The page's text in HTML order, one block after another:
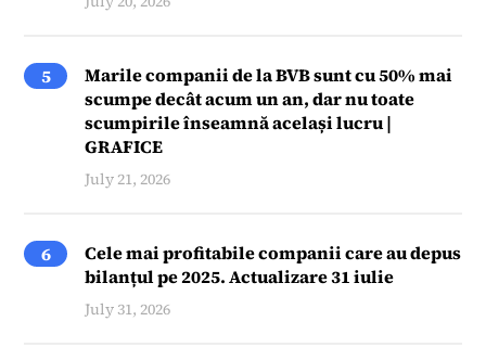
5
Marile companii de la BVB sunt cu 50% mai
scumpe decât acum un an, dar nu toate
scumpirile înseamnă același lucru |
GRAFICE
July 21, 2026
6
Cele mai profitabile companii care au depus
bilanțul pe 2025. Actualizare 31 iulie
July 31, 2026